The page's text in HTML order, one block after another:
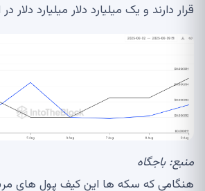
قرار دارند و یک میلیارد دلار میلیارد دلار در
منبع:باجگاه
هنگامی که سکه ها این کیف پول های